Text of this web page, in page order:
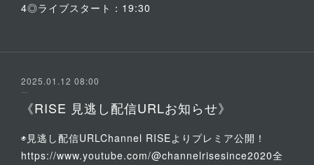
4◎ライブスタート：19:30
2025.01.12 08:00
《RISE 見逃し配信URLお知らせ》
◉見逃し配信URLChannel RISEよりプレミア公開！
https://www.youtube.com/@channelrisesince2020全